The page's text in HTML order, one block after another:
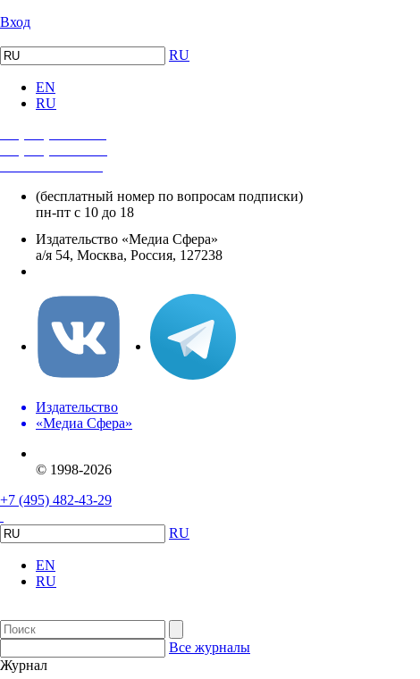
Вход
RU
EN
RU
(бесплатный номер по вопросам подписки)
пн-пт с 10 до 18
Издательство «Медиа Сфера»
а/я 54, Москва, Россия, 127238
Издательство
«Медиа Сфера»
© 1998-2026
+7 (495) 482-43-29
RU
EN
RU
Все журналы
Журнал